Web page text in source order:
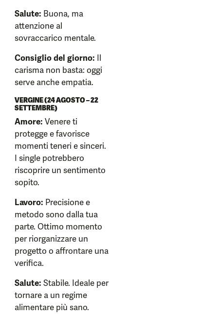
Salute: Buona, ma
attenzione al
sovraccarico mentale.
Consiglio del giorno: Il
carisma non basta: oggi
serve anche empatia.
VERGINE (24 AGOSTO – 22
SETTEMBRE)
Amore: Venere ti
protegge e favorisce
momenti teneri e sinceri.
I single potrebbero
riscoprire un sentimento
sopito.
Lavoro: Precisione e
metodo sono dalla tua
parte. Ottimo momento
per riorganizzare un
progetto o affrontare una
verifica.
Salute: Stabile. Ideale per
tornare a un regime
alimentare più sano.